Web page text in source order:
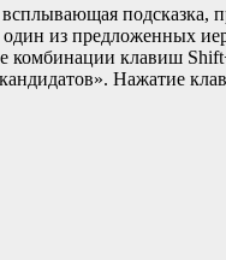
подсказка,
из предложенных
комбинации клавиш
Нажатие